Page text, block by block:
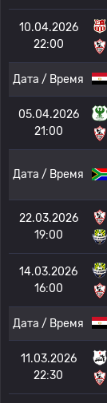
10.04.2026
22:00
Дата / Время
05.04.2026
21:00
Дата / Время
22.03.2026
19:00
14.03.2026
16:00
Дата / Время
11.03.2026
22:30